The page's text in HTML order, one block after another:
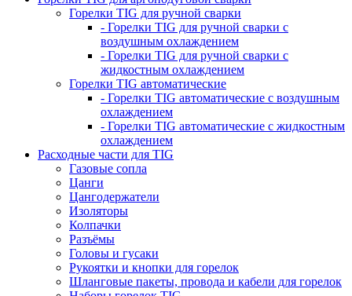
Горелки TIG для ручной сварки
- Горелки TIG для ручной сварки с
воздушным охлаждением
- Горелки TIG для ручной сварки с
жидкостным охлаждением
Горелки TIG автоматические
- Горелки TIG автоматические с воздушным
охлаждением
- Горелки TIG автоматические с жидкостным
охлаждением
Расходные части для TIG
Газовые сопла
Цанги
Цангодержатели
Изоляторы
Колпачки
Разъёмы
Головы и гусаки
Рукоятки и кнопки для горелок
Шланговые пакеты, провода и кабели для горелок